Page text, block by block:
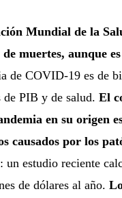
Mundial de la
muertes, aunque
de COVID-19 es de
de PIB y de salud. El
en su origen
causados por los
: un estudio reciente
de dólares al año.